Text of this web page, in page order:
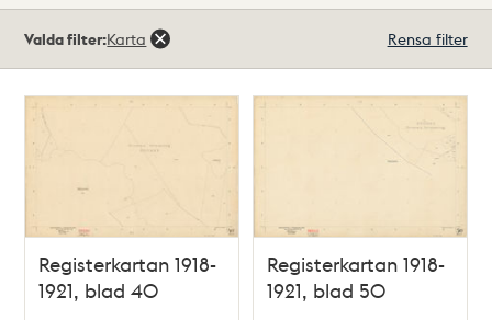
träffar
Valda filter:Karta Rensa filter
Registerkartan 1918-
1921, blad 40
Registerkartan 1918-
1921, blad 50